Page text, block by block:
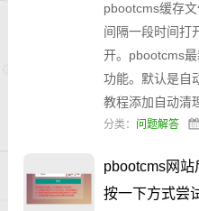
pbootcms缓存
间隔一段时间打
开。pbootcms
功能。默认是自
教程添加自动清
分类： 问题解答
pbootcms网
按一下方式尝